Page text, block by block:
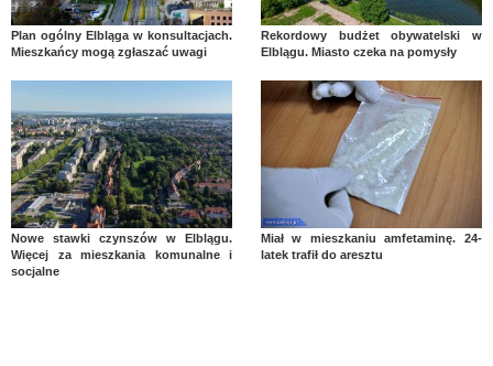
Plan ogólny Elbląga w konsultacjach.
Mieszkańcy mogą zgłaszać uwagi
Rekordowy budżet obywatelski w
Elblągu. Miasto czeka na pomysły
Nowe stawki czynszów w Elblągu.
Więcej za mieszkania komunalne i
socjalne
Miał w mieszkaniu amfetaminę. 24-
latek trafił do aresztu